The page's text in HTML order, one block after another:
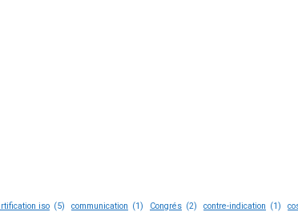
iso (5) communication (1) Congrés (2) contre-indication (1)